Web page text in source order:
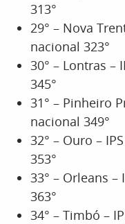
313°
29° – Nova
nacional 323°
30° – Lontras –
345°
31° – Pinheiro
nacional 349°
32° – Ouro –
353°
33° – Orleans –
363°
34° – Timbó –